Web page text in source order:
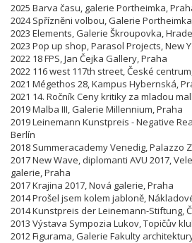
2025 Barva času, galerie Portheimka,
2024 Spřízněni volbou, Galerie
2023 Elements, Galerie Škroupovka,
2023 Pop up shop, Parasol Projects, New
2022 18 FPS, Jan Čejka Gallery, Praha
2022 116 west 117th street, České
2021 Mégethos 28, Kampus Hybernská,
2021 14. Ročník Ceny kritiky za mladou
2019 Malba III, Galerie Millennium, Praha
2019 Leinemann Kunstpreis - Negative
Berlín
2018 Summeracademy Venedig, Palazzo
2017 New Wave, diplomanti AVU 2017,
galerie, Praha
2017 Krajina 2017, Nová galerie, Praha
2014 Prošel jsem kolem jabloně,
2014 Kunstpreis der Leinemann-Stiftung,
2013 Výstava Sympozia Lukov, Topičův
2012 Figurama, Galerie Fakulty